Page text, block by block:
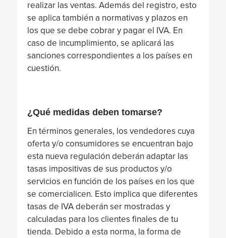
realizar las ventas. Además del registro, esto
se aplica también a normativas y plazos en
los que se debe cobrar y pagar el IVA. En
caso de incumplimiento, se aplicará las
sanciones correspondientes a los países en
cuestión.
¿Qué medidas deben tomarse?
En términos generales, los vendedores cuya
oferta y/o consumidores se encuentran bajo
esta nueva regulación deberán adaptar las
tasas impositivas de sus productos y/o
servicios en función de los países en los que
se comercialicen. Esto implica que diferentes
tasas de IVA deberán ser mostradas y
calculadas para los clientes finales de tu
tienda. Debido a esta norma, la forma de